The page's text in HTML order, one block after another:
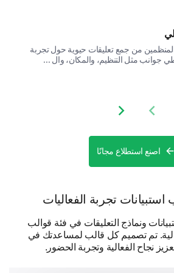
Visited art
Utilized amenities
Tell us about your
Your feedback on our facilities
us improve your
Please rate the following
on a scale of 1 (Very Poor)
1
On-site amenities
من جمع تعليقات حيوية حول تجربة
مثل التنظيم، والمكان، وال ...
Previous slide
Next slide
اصنع استطلاع مجانًا
تجربة الفعاليات
ونماذج التعليقات في فئة قوالب
تم تصميم كل قالب لمساعدتك في
نجاح الفعالية وتجربة الحضور.